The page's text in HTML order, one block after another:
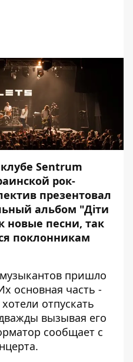
Sentrum
рок-
презентовал
альбом "Діти
новые песни, так
поклонникам
пришло
основная часть -
отпускать
вызывая его
сообщает с